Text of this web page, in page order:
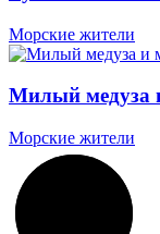
Морские жители
Милый медуза
Морские жители